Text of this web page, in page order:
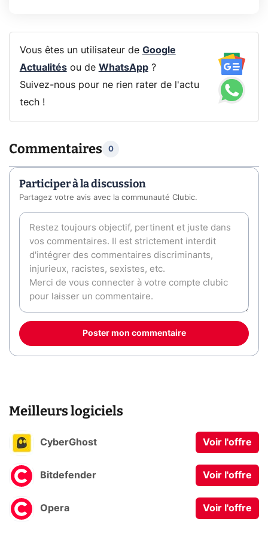
Vous êtes un utilisateur de Google
Actualitésou de WhatsApp?
Suivez-nous pour ne rien rater de l'actu
tech !
Commentaires 0
Participer à la discussion
Partagez votre avis avec la communauté Clubic.
Poster mon commentaire
Meilleurs logiciels
CyberGhost Voir l'offre
Bitdefender Voir l'offre
Opera Voir l'offre